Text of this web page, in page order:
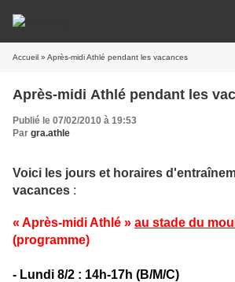
Accueil » Après-midi Athlé pendant les vacances
Après-midi Athlé pendant les
Publié le 07/02/2010 à 19:53
Par gra.athle
Voici les jours et horaires
vacances :
« Après-midi Athlé » au stade du
(programme)
- Lundi 8/2 : 14h-17h (B/M/C)